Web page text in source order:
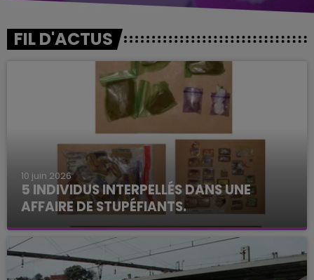
FIL D'ACTUS
10 juin 2026
5 INDIVIDUS INTERPELLÉS DANS UNE
AFFAIRE DE STUPÉFIANTS.